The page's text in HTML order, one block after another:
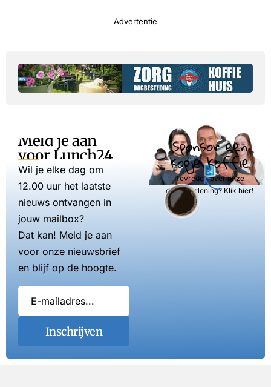
Advertentie
Meld je aan
voor Lunch24
Wil je elke dag om
12.00 uur het laatste
nieuws ontvangen in
jouw mailbox?
Dat kan! Meld je aan
voor onze nieuwsbrief
en blijf op de hoogte.
Inschrijven
Sponsor een
kopje koffie
Tevreden over onze
dienstverlening? Klik hier!